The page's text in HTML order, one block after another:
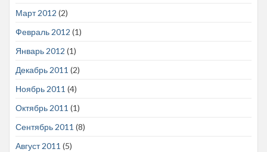
Март 2012 (2)
Февраль 2012 (1)
Январь 2012 (1)
Декабрь 2011 (2)
Ноябрь 2011 (4)
Октябрь 2011 (1)
Сентябрь 2011 (8)
Август 2011 (5)